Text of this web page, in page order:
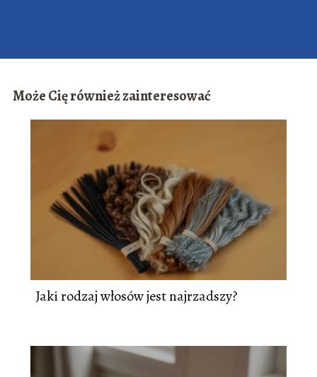
Może Cię również zainteresować
Jaki rodzaj włosów jest najrzadszy?